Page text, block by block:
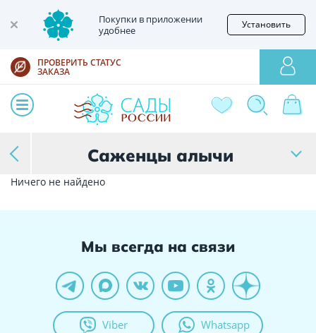
Покупки в приложении
удобнее
Установить
ПРОВЕРИТЬ СТАТУС
ЗАКАЗА
Саженцы алычи
Ничего не найдено
Мы всегда на связи
Viber Whatsapp